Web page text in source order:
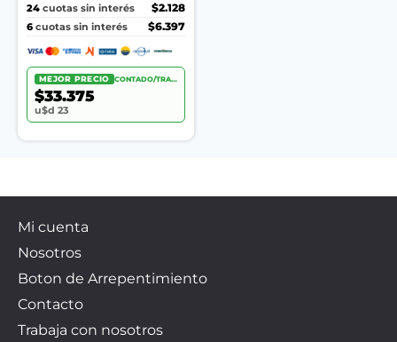
24 cuotas sin interés
$2.128
6 cuotas sin interés $6.397
MEJOR PRECIO CONTADO/TRANSF.
$33.375
u$d 23
Mi cuenta
Nosotros
Boton de Arrepentimiento
Contacto
Trabaja con nosotros